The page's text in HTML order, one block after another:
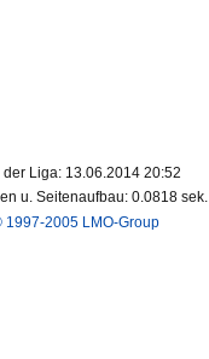
der Liga: 13.06.2014 20:52
u. Seitenaufbau: 0.0818 sek.
1997-2005 LMO-Group